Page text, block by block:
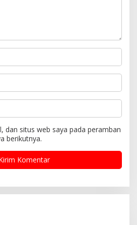
dan situs web saya pada peramban
berikutnya.